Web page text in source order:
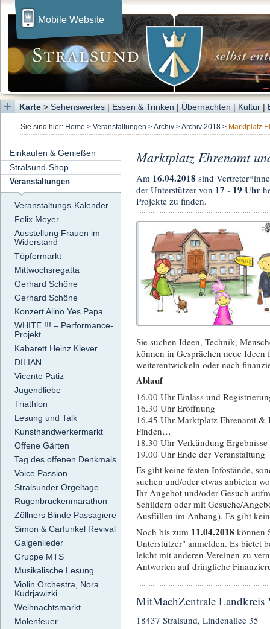
Mobile Website
Karte > Sehenswertes | Essen & Trinken | Übernachten | Kultur |
Sie sind hier: Home > Veranstaltungen >Archiv >Archiv 2018 > Marktplatz
Einkaufen & Genießen
Stralsund-Shop
Veranstaltungen
Veranstaltungs-Kalender
Felix Meyer
Ausstellung Frauen im
Widerstand
Töpfermarkt
Mittwochsregatta
Gerhard Schöne
Gerhard Schöne
Konzert Alino Yes Papa
WHITE !!! – Performance-
Projekt
Kabarett Heinz Klever
DILIAN
Vicente Patiz
Jugendliebe
Triathlon
Lesung und Talk
Kunsthandwerkermarkt
Offene Gärten
Tag des offenen Denkmals
Voice Passion
Stralsunder Orgeltage
Rügenbrückenmarathon
Zöllners Blinde Passagiere
Simon & Carfunkel Revival
Galgenlieder
Gruppe MTS
Musikalische Lesung
Violin Orchestra, Nora
Kudrjawizki
Weihnachtsmarkt
Molenfeuer
Marktplatz Ehrenamt
Am 16.04.2018 sind
der Unterstützer von 17 - 19 Uhr
Projekte zu finden.
Sie suchen Ideen, Technik,
können in Gesprächen neue Ideen
weiterentwickeln oder nach
Ablauf
16.00 Uhr Einlass und
16.30 Uhr Eröffnung
16.45 Uhr Marktplatz Ehrenamt &
Finden…
18.30 Uhr Verkündung
19.00 Uhr Ende der Veranstaltung
Es gibt keine festen Infostände,
suchen und/oder etwas anbieten
Ihr Angebot und/oder Gesuch
Schildern oder mit Gesuche/
Ausfüllen im Anhang). Es gibt
Noch bis zum 11.04.2018 können
Unterstützer" anmelden. Es bietet
leicht mit anderen Vereinen zu
Antworten auf dringliche
MitMachZentrale Landkreis
18437 Stralsund, Lindenallee 35